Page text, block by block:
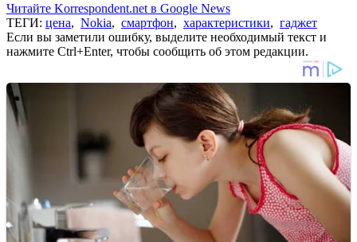
Читайте Korrespondent.net в Google News
ТЕГИ: цена, Nokia, смартфон, характеристики, гаджет
Если вы заметили ошибку, выделите необходимый текст и
нажмите Ctrl+Enter, чтобы сообщить об этом редакции.